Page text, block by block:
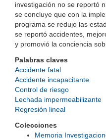
investigación no se reportó
se concluye que con la
programa se redujo las
se reportó accidentes,
y promovió la conciencia
Palabras claves
Accidente fatal
Accidente incapacitante
Control de riesgo
Lechada impermeabilizante
Regresión lineal
Colecciones
Memoria